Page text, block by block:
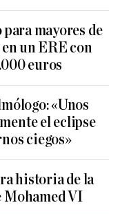
mayores de
un ERE con
euros
«Unos
el eclipse
ciegos»
historia de la
Mohamed VI